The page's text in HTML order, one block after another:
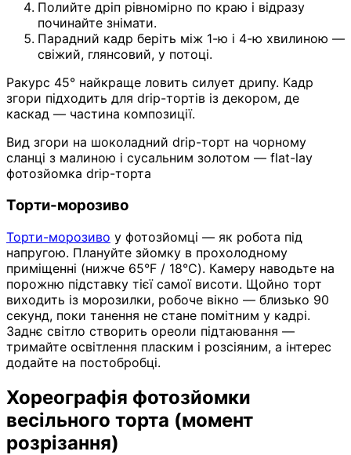
Полийте дріп рівномірно по краю і відразу
починайте знімати.
Парадний кадр беріть між 1-ю і 4-ю хвилиною —
свіжий, глянсовий, у потоці.
Ракурс 45° найкраще ловить силует дрипу. Кадр
згори підходить для drip-тортів із декором, де
каскад — частина композиції.
Вид згори на шоколадний drip-торт на чорному
сланці з малиною і сусальним золотом — flat-lay
фотозйомка drip-торта
Торти-морозиво
Торти-морозиво у фотозйомці — як робота під
напругою. Плануйте зйомку в прохолодному
приміщенні (нижче 65°F / 18°C). Камеру наводьте на
порожню підставку тієї самої висоти. Щойно торт
виходить із морозилки, робоче вікно — близько 90
секунд, поки танення не стане помітним у кадрі.
Заднє світло створить ореоли підтаювання —
тримайте освітлення пласким і розсіяним, а інтерес
додайте на постобробці.
Хореографія фотозйомки
весільного торта (момент
розрізання)